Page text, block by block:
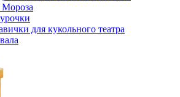
Мороза
для кукольного театра